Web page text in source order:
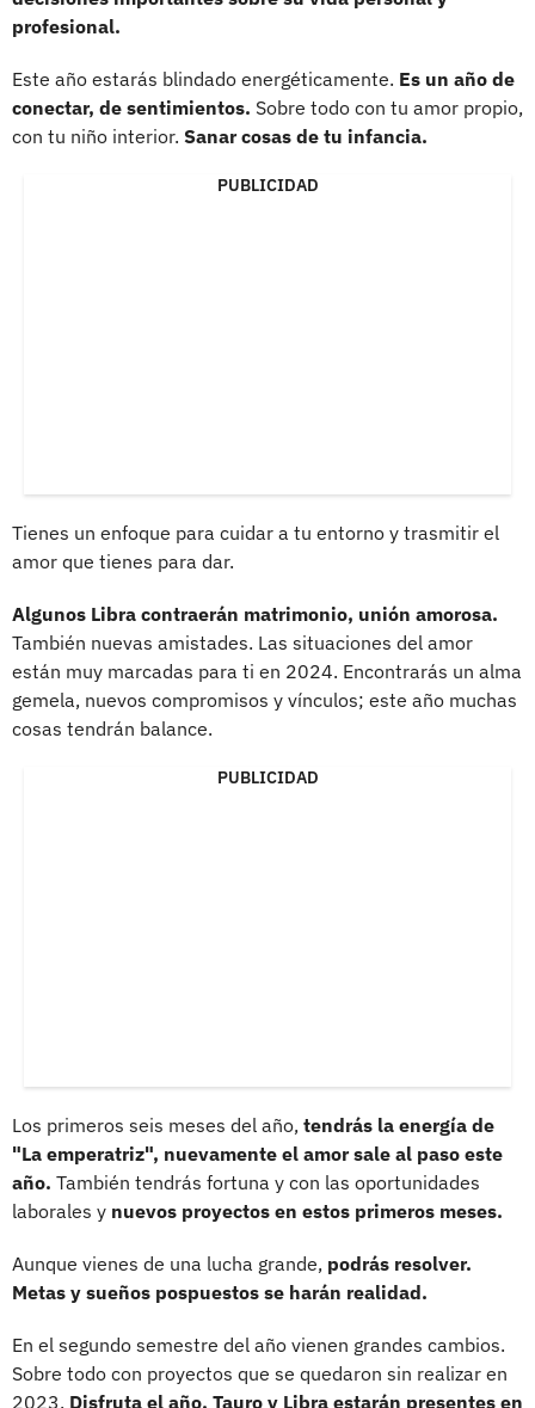
profesional.
Este año estarás blindado energéticamente. Es un año de
conectar, de sentimientos. Sobre todo con tu amor propio,
con tu niño interior. Sanar cosas de tu infancia.
PUBLICIDAD
Tienes un enfoque para cuidar a tu entorno y trasmitir el
amor que tienes para dar.
Algunos Libra contraerán matrimonio, unión amorosa.
También nuevas amistades. Las situaciones del amor
están muy marcadas para ti en 2024. Encontrarás un alma
gemela, nuevos compromisos y vínculos; este año muchas
cosas tendrán balance.
PUBLICIDAD
Los primeros seis meses del año, tendrás la energía de
"La emperatriz", nuevamente el amor sale al paso este
año. También tendrás fortuna y con las oportunidades
laborales y nuevos proyectos en estos primeros meses.
Aunque vienes de una lucha grande, podrás resolver.
Metas y sueños pospuestos se harán realidad.
En el segundo semestre del año vienen grandes cambios.
Sobre todo con proyectos que se quedaron sin realizar en
2023. Disfruta el año, Tauro y Libra estarán presentes en